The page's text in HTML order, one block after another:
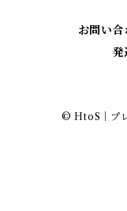
丸脚四角スツール
細脚四角スツール
お問い
発
© HtoS｜プ